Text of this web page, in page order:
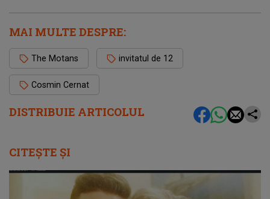
DISTRIBUIE ARTICOLUL
MAI MULTE DESPRE:
The Motans invitatul de 12
Cosmin Cernat
CITEȘTE ȘI